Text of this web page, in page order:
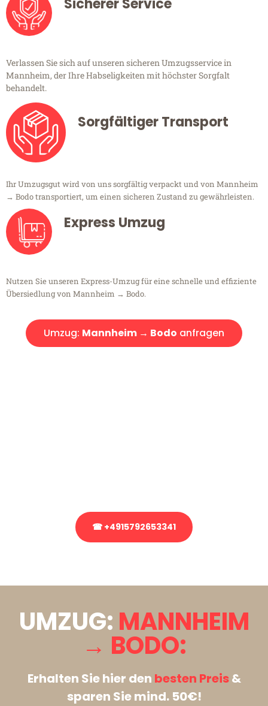
Sicherer Service
Verlassen Sie sich auf unseren sicheren Umzugsservice in
Mannheim, der Ihre Habseligkeiten mit höchster Sorgfalt
behandelt.
Sorgfältiger Transport
Ihr Umzugsgut wird von uns sorgfältig verpackt und von Mannheim
→ Bodo transportiert, um einen sicheren Zustand zu gewährleisten.
Express Umzug
Nutzen Sie unseren Express-Umzug für eine schnelle und effiziente
Übersiedlung von Mannheim → Bodo.
Umzug: Mannheim → Bodo anfragen
☎ +4915792653341
UMZUG: MANNHEIM
→ BODO:
Erhalten Sie hier den besten Preis&
sparen Sie mind. 50€!